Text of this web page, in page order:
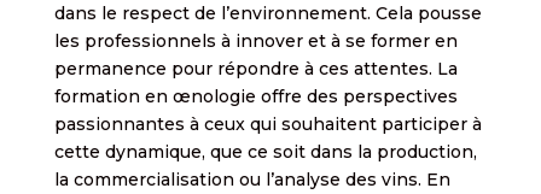
dans le respect de l’environnement. Cela pousse
les professionnels à innover et à se former en
permanence pour répondre à ces attentes. La
formation en œnologie offre des perspectives
passionnantes à ceux qui souhaitent participer à
cette dynamique, que ce soit dans la production,
la commercialisation ou l’analyse des vins. En